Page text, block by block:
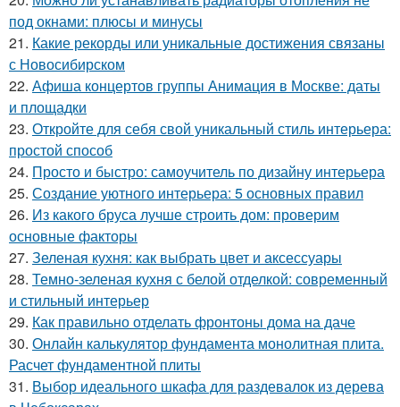
под окнами: плюсы и минусы
21. Какие рекорды или уникальные достижения связаны
с Новосибирском
22. Афиша концертов группы Анимация в Москве: даты
и площадки
23. Откройте для себя свой уникальный стиль интерьера:
простой способ
24. Просто и быстро: самоучитель по дизайну интерьера
25. Создание уютного интерьера: 5 основных правил
26. Из какого бруса лучше строить дом: проверим
основные факторы
27. Зеленая кухня: как выбрать цвет и аксессуары
28. Темно-зеленая кухня с белой отделкой: современный
и стильный интерьер
29. Как правильно отделать фронтоны дома на даче
30. Онлайн калькулятор фундамента монолитная плита.
Расчет фундаментной плиты
31. Выбор идеального шкафа для раздевалок из дерева